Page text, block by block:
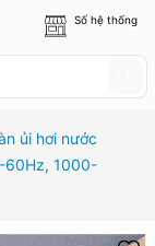
Số hệ thống
ủi hơi nước
60Hz, 1000-